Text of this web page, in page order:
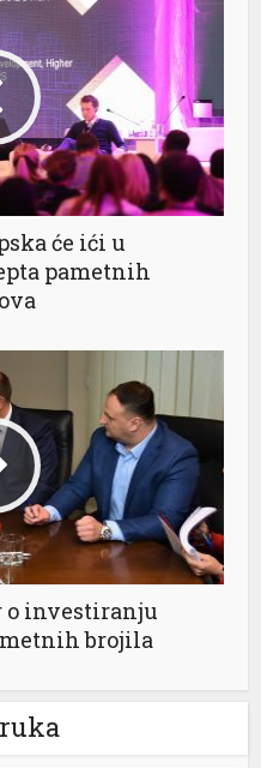
će ići u
pametnih
o investiranju
brojila